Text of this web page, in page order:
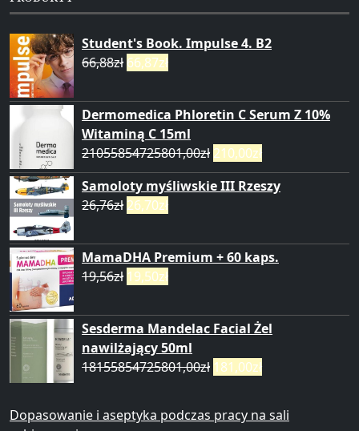
Student's Book. Impulse 4. B2
66,88zł 66,87zł
Dermomedica Phloretin C Serum Z 10%
Witaminą C 15ml
21055854725801,00zł 210,00zł
Samoloty myśliwskie III Rzeszy
26,76zł 26,70zł
MamaDHA Premium + 60 kaps.
19,56zł 19,50zł
Sesderma Mandelac Facial Żel
nawilżający 50ml
18155854725801,00zł 181,00zł
Dopasowanie i aseptyka podczas pracy na sali